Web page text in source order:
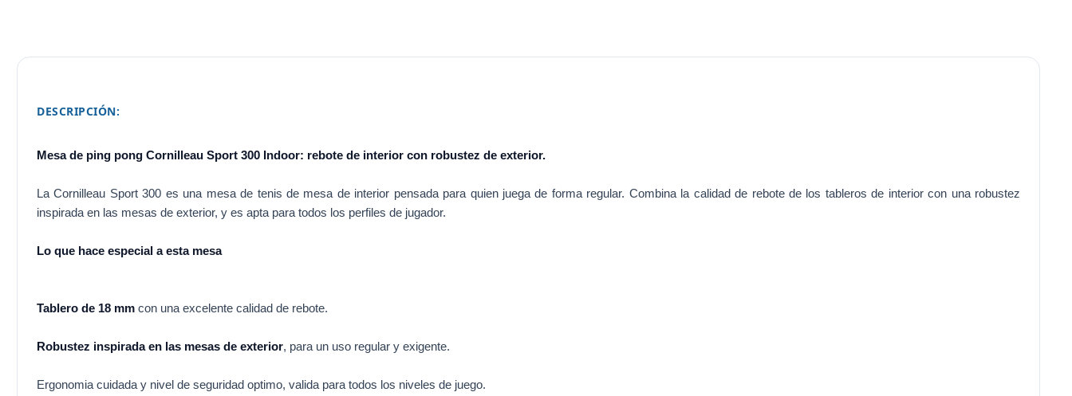
DESCRIPCIÓN:
Mesa de ping pong Cornilleau Sport 300 Indoor: rebote de interior con robustez de exterior.
La Cornilleau Sport 300 es una mesa de tenis de mesa de interior pensada para quien juega de forma regular. Combina la calidad de rebote de los tableros de interior con una robustez
inspirada en las mesas de exterior, y es apta para todos los perfiles de jugador.
Lo que hace especial a esta mesa
Tablero de 18 mm con una excelente calidad de rebote.
Robustez inspirada en las mesas de exterior, para un uso regular y exigente.
Ergonomia cuidada y nivel de seguridad optimo, valida para todos los niveles de juego.